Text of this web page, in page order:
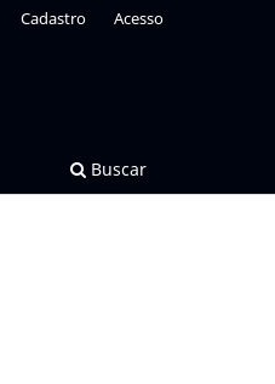
Buscar
Cadastro Acesso